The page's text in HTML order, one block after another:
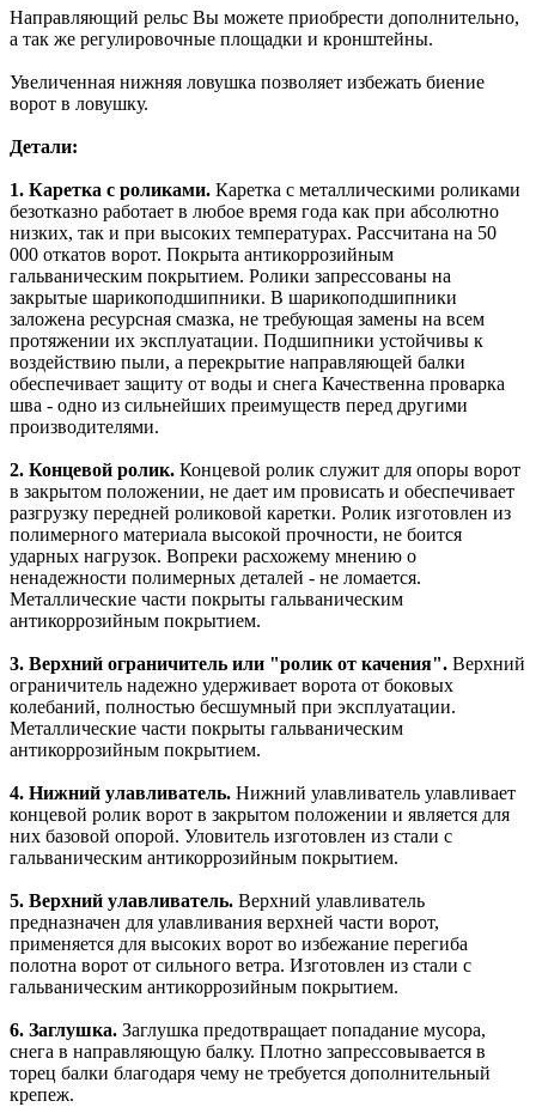
Направляющий рельс Вы можете приобрести дополнительно,
а так же регулировочные площадки и кронштейны.
Увеличенная нижняя ловушка позволяет избежать биение
ворот в ловушку.
Детали:
1. Каретка с роликами. Каретка с металлическими роликами
безотказно работает в любое время года как при абсолютно
низких, так и при высоких температурах. Рассчитана на 50
000 откатов ворот. Покрыта антикоррозийным
гальваническим покрытием. Ролики запрессованы на
закрытые шарикоподшипники. В шарикоподшипники
заложена ресурсная смазка, не требующая замены на всем
протяжении их эксплуатации. Подшипники устойчивы к
воздействию пыли, а перекрытие направляющей балки
обеспечивает защиту от воды и снега Качественна проварка
шва - одно из сильнейших преимуществ перед другими
производителями.
2. Концевой ролик. Концевой ролик служит для опоры ворот
в закрытом положении, не дает им провисать и обеспечивает
разгрузку передней роликовой каретки. Ролик изготовлен из
полимерного материала высокой прочности, не боится
ударных нагрузок. Вопреки расхожему мнению о
ненадежности полимерных деталей - не ломается.
Металлические части покрыты гальваническим
антикоррозийным покрытием.
3. Верхний ограничитель или "ролик от качения". Верхний
ограничитель надежно удерживает ворота от боковых
колебаний, полностью бесшумный при эксплуатации.
Металлические части покрыты гальваническим
антикоррозийным покрытием.
4. Нижний улавливатель. Нижний улавливатель улавливает
концевой ролик ворот в закрытом положении и является для
них базовой опорой. Уловитель изготовлен из стали с
гальваническим антикоррозийным покрытием.
5. Верхний улавливатель. Верхний улавливатель
предназначен для улавливания верхней части ворот,
применяется для высоких ворот во избежание перегиба
полотна ворот от сильного ветра. Изготовлен из стали с
гальваническим антикоррозийным покрытием.
6. Заглушка. Заглушка предотвращает попадание мусора,
снега в направляющую балку. Плотно запрессовывается в
торец балки благодаря чему не требуется дополнительный
крепеж.